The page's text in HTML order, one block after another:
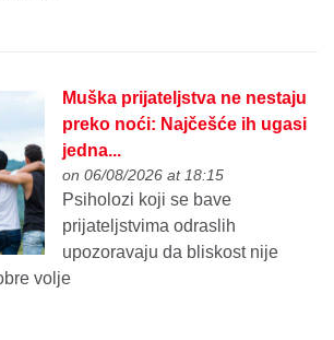
Muška prijateljstva ne nestaju
preko noći: Najčešće ih ugasi
jedna...
on 06/08/2026 at 18:15
Psiholozi koji se bave
prijateljstvima odraslih
upozoravaju da bliskost nije
volje